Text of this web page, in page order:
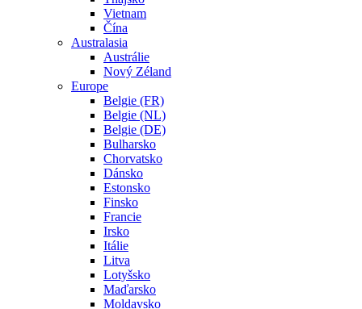
Vietnam
Čína
Australasia
Austrálie
Nový Zéland
Europe
Belgie (FR)
Belgie (NL)
Belgie (DE)
Bulharsko
Chorvatsko
Dánsko
Estonsko
Finsko
Francie
Irsko
Itálie
Litva
Lotyšsko
Maďarsko
Moldavsko